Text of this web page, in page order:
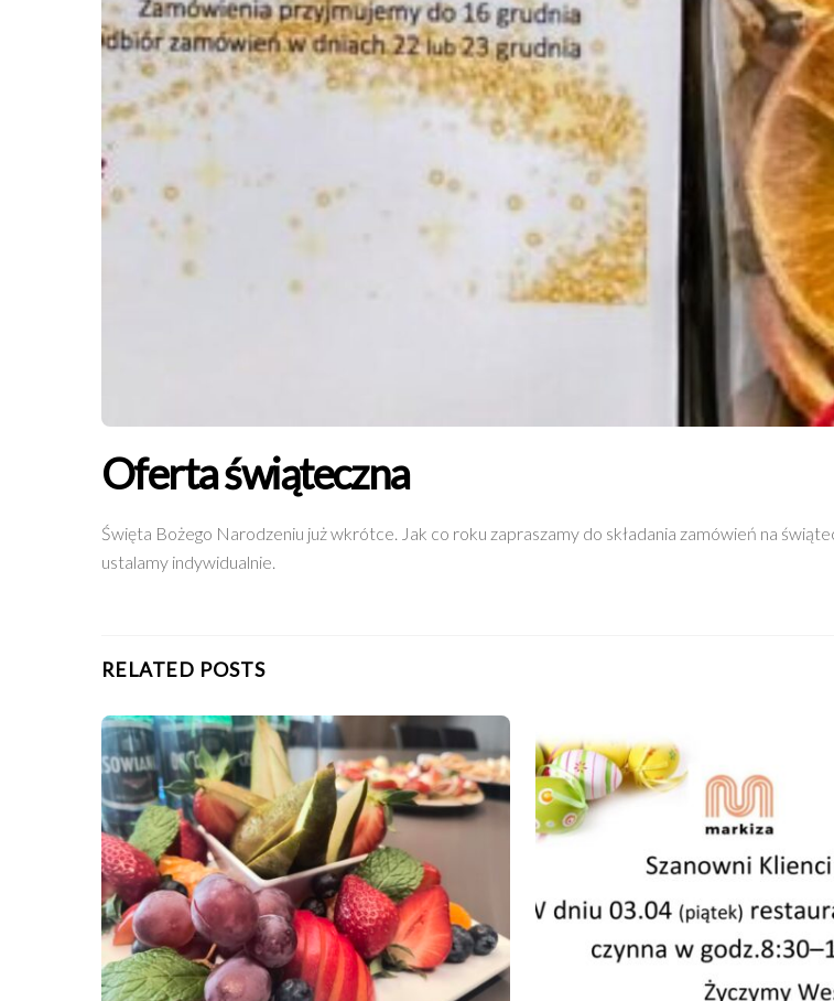
Oferta świąteczna
Święta Bożego Narodzeniu już wkrótce. Jak co roku zapraszamy do składania zamówień na
ustalamy indywidualnie.
RELATED POSTS